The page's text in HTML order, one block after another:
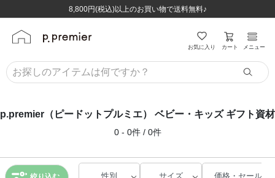
8,800円(税込)以上のお買い物で送料無料♪
ほぼ全品半額！！8/12(水)お昼12:59まで！！
8,800円(税込)以上のお買い物で送料無料♪
ほぼ全品半額！！8/12(水)お昼12:59まで！！
お気に入り カート メニュー
p.premier（ピードットプルミエ） ベビー・キッズ ギフト資材
0 - 0件 / 0件
性別 サイズ 価格・セール